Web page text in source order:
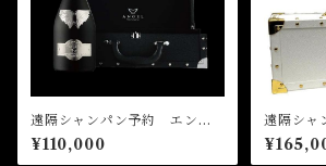
遠隔シャンパン予約 エンジ
ェルブラック
¥110,000
遠隔シャ
ェルホワ